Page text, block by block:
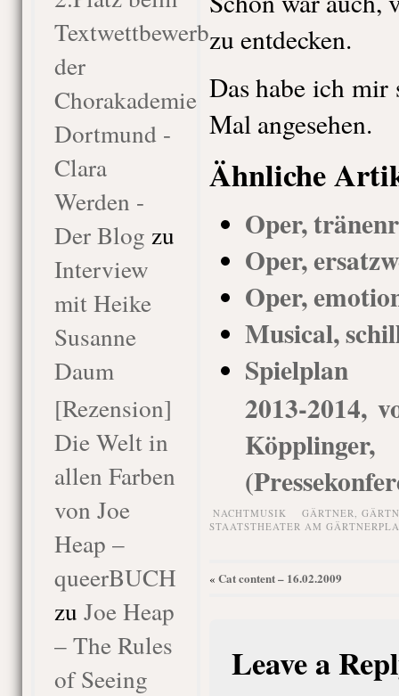
Textwettbewerb
der
Chorakademie
Dortmund -
Clara
Werden -
Der Blog zu
Interview
mit Heike
Susanne
Daum
[Rezension]
Die Welt in
allen Farben
von Joe
Heap –
queerBUCH
zu Joe Heap
– The Rules
of Seeing
zu entdecken.
Das habe ich
Mal angesehen.
Ähnliche
Oper,
Oper,
Oper,
Musical,
Spielplan
2013-2014,
NACHTMUSIK GÄRTNER,
STAATSTHEATER AM
« Cat content – 16.02.2009
Leave a